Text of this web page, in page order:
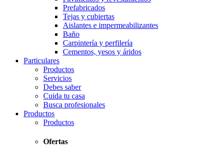
Prefabricados
Tejas y cubiertas
Aislantes e impermeabilizantes
Baño
Carpintería y perfilería
Cementos, yesos y áridos
Particulares
Productos
Servicios
Debes saber
Cuida tu casa
Busca profesionales
Productos
Productos
Ofertas